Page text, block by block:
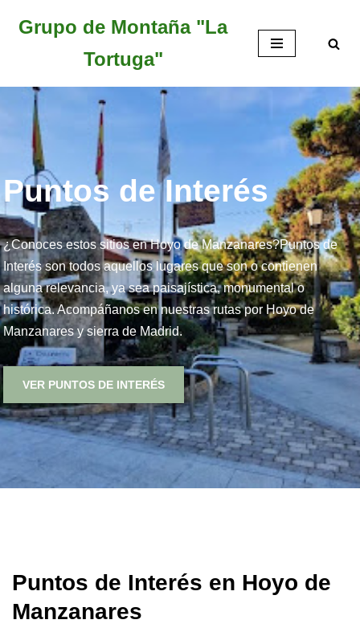
contenido
Grupo de Montaña "La
Tortuga"
Puntos de Interés
¿Conoces estos sitios en Hoyo de Manzanares?Puntos de
Interés son todos aquellos lugares que son o contienen
alguna relevancia, ya sea paisajística, monumental o
histórica. Acompáñanos en nuestras rutas por Hoyo de
Manzanares y sierra de Madrid.
VER PUNTOS DE INTERÉS
Puntos de Interés en Hoyo de
Manzanares